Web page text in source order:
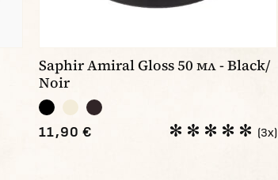
Saphir Amiral Gloss 50 мл - Black/
Noir
11,90 € (3x)